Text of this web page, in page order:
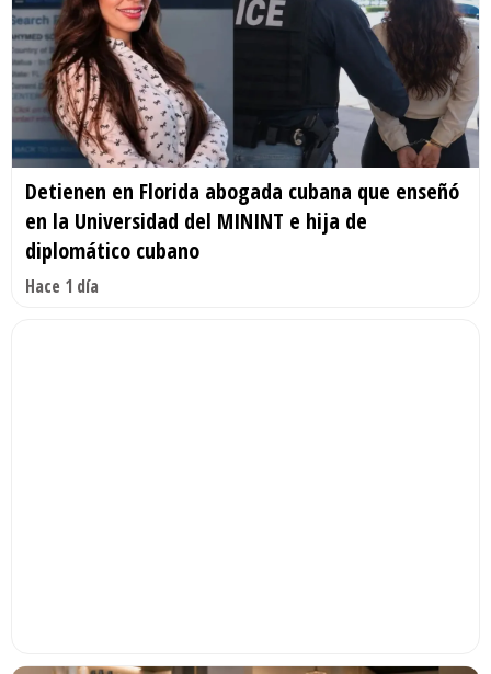
Detienen en Florida abogada cubana que enseñó
en la Universidad del MININT e hija de
diplomático cubano
Hace 1 día